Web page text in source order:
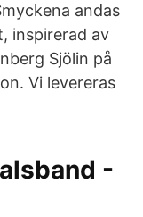
andas
inspirerad av
Sjölin på
Vi levereras
-